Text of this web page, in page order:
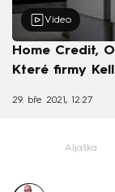
Video
Home Credit,
Které firmy
29. bře 2021, 12:27
Aljaška